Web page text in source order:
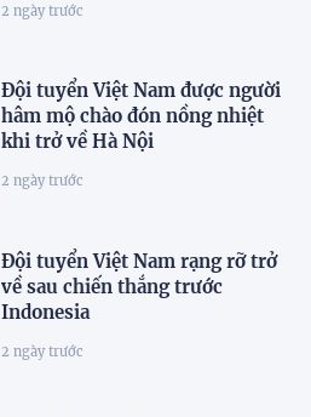
2 ngày trước
Đội tuyển Việt Nam được người
hâm mộ chào đón nồng nhiệt
khi trở về Hà Nội
2 ngày trước
Đội tuyển Việt Nam rạng rỡ trở
về sau chiến thắng trước
Indonesia
2 ngày trước